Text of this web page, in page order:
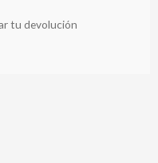
tu devolución